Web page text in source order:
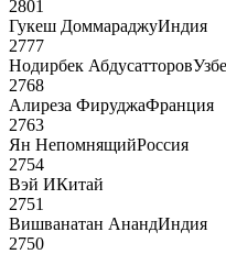
2801
Гукеш ДоммараджуИндия
2777
Нодирбек Абдусатторов
2768
Алиреза ФируджаФранция
2763
Ян НепомнящийРоссия
2754
Вэй ИКитай
2751
Вишванатан АнандИндия
2750